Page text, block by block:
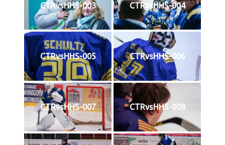
CTRvsHHS-003 CTRvsHHS-004
CTRvsHHS-005 CTRvsHHS-006
CTRvsHHS-007 CTRvsHHS-008